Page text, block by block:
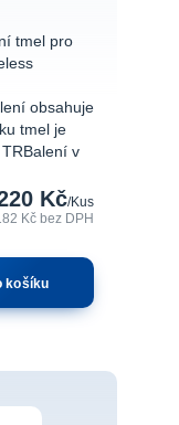
tmel pro
obsahuje
tmel je
v
Kč/Kus
Kčbez DPH
košíku